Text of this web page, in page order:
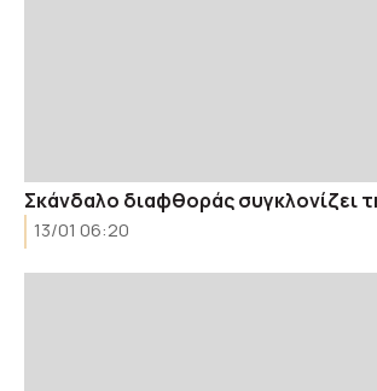
Σκάνδαλο διαφθοράς συγκλονίζει
13/01 06:20